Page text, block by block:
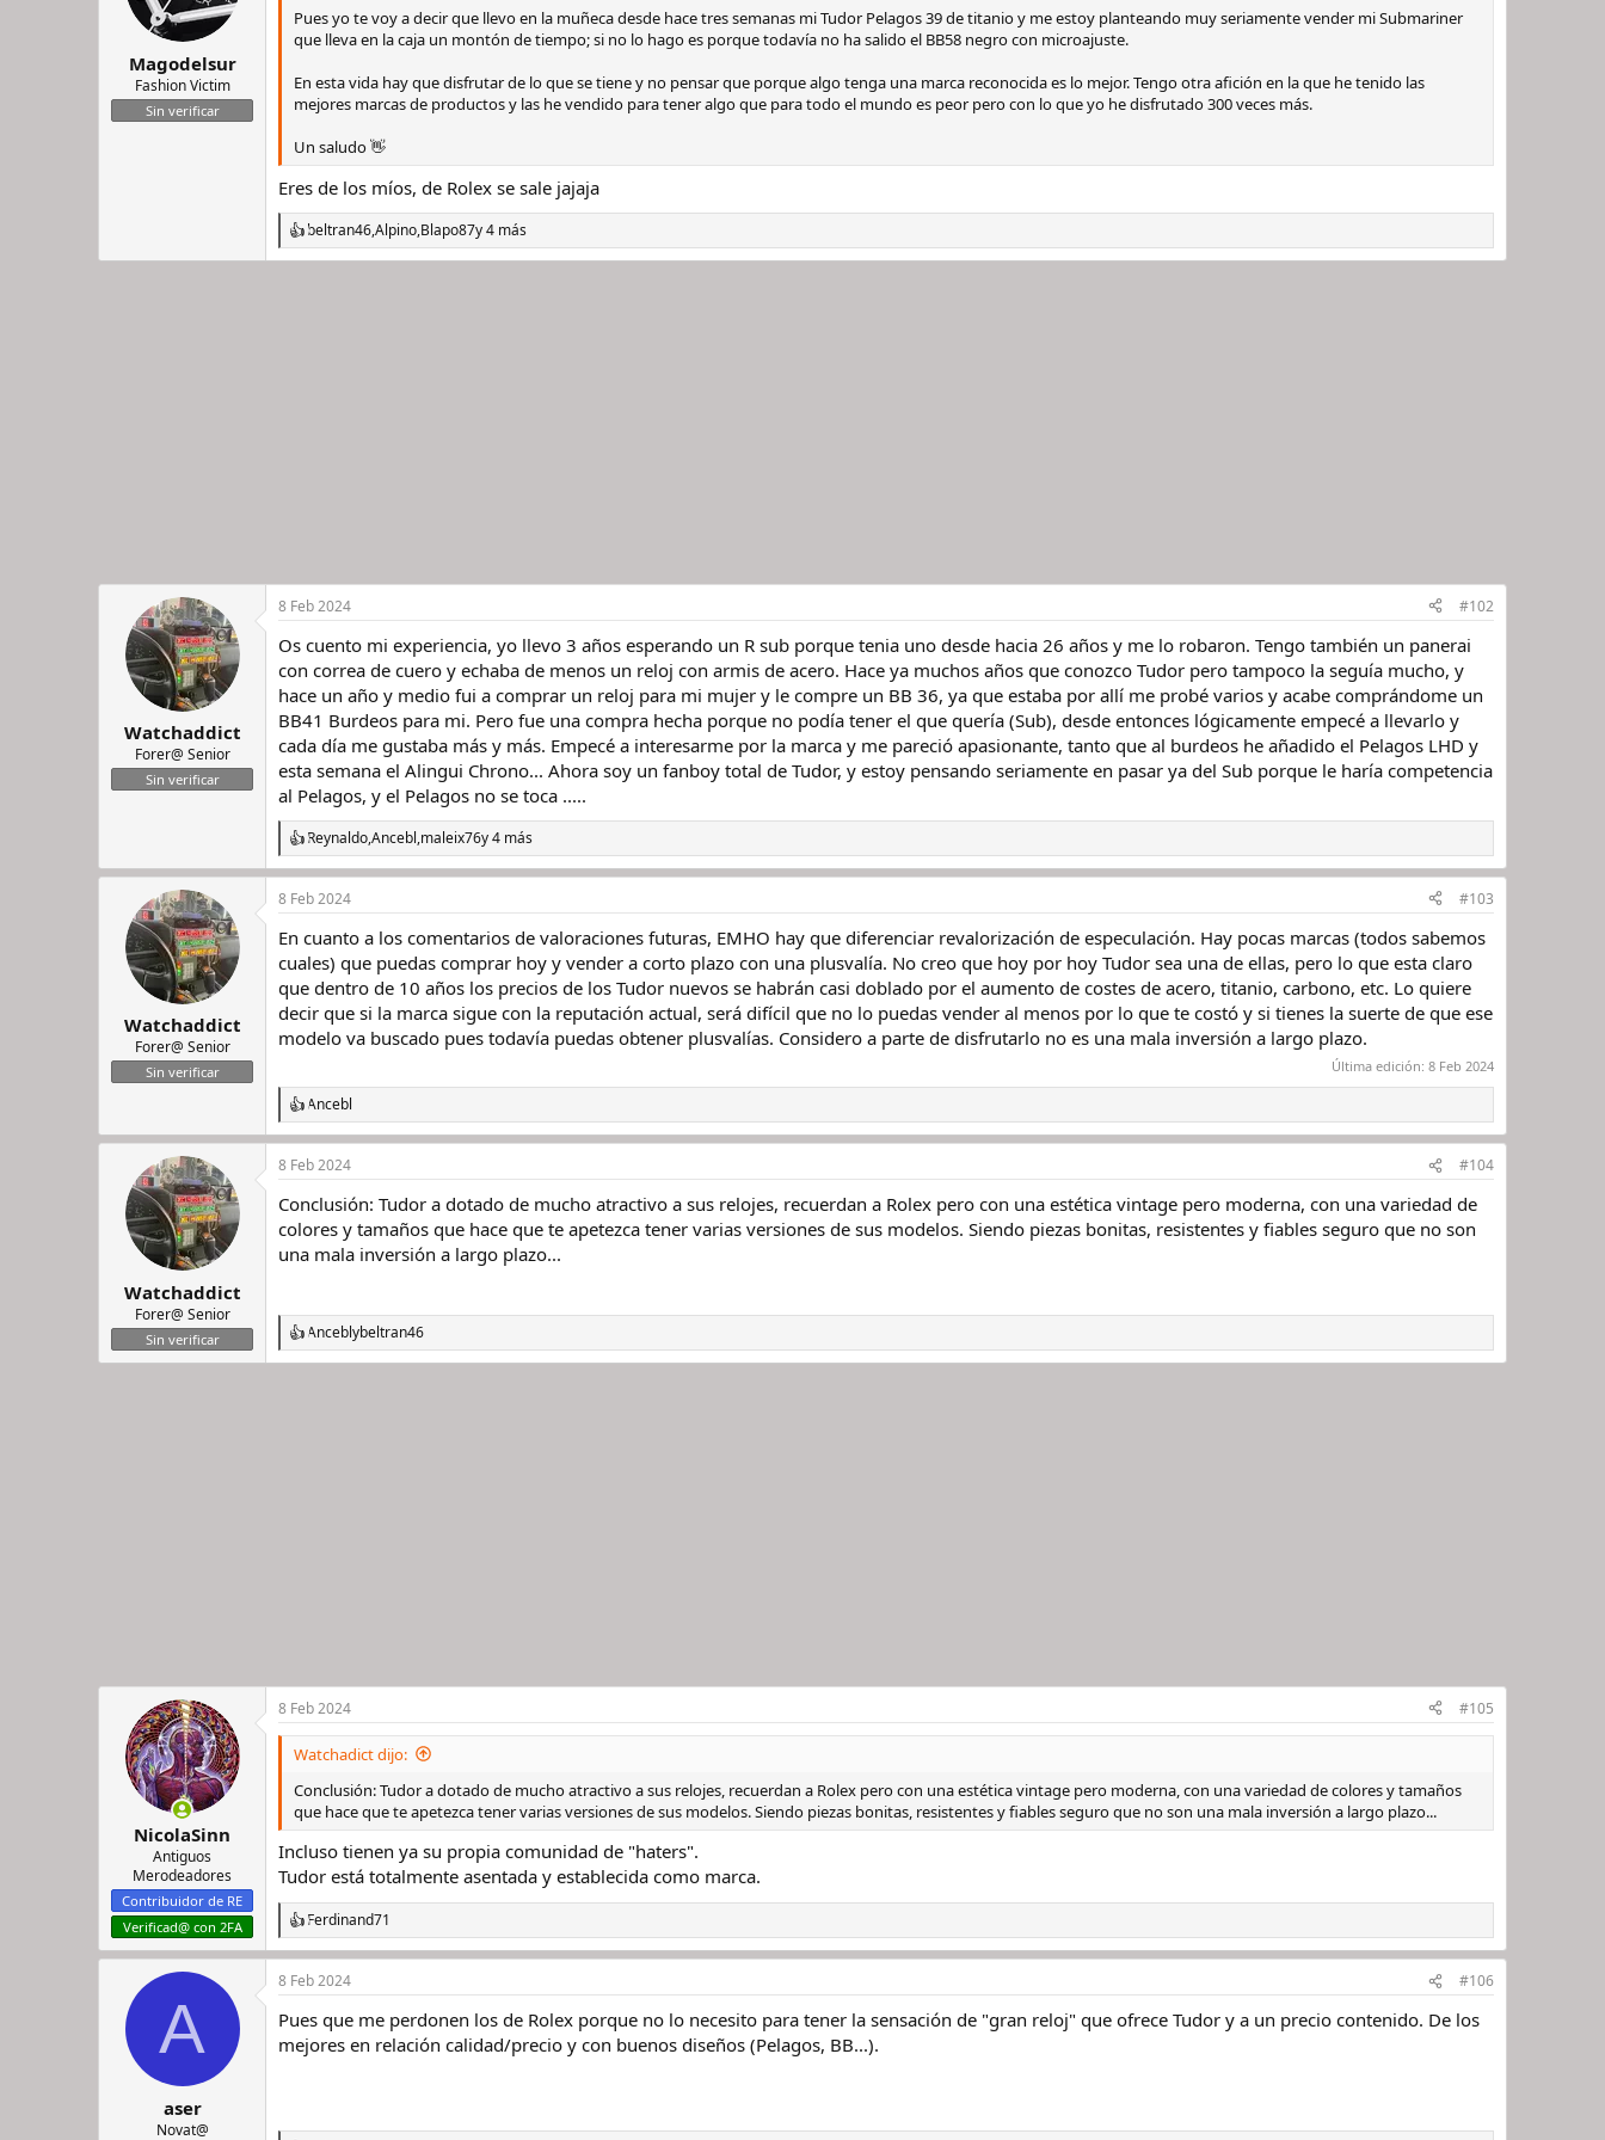
h
i
n
i
c
i
o
Magodelsur
Fashion Victim
Sin verificar
Pues yo te voy a decir que llevo en la muñeca desde hace tres semanas mi Tudor Pelagos 39 de titanio y me estoy planteando muy seriamente vender mi Submariner
que lleva en la caja un montón de tiempo; si no lo hago es porque todavía no ha salido el BB58 negro con microajuste.
En esta vida hay que disfrutar de lo que se tiene y no pensar que porque algo tenga una marca reconocida es lo mejor. Tengo otra afición en la que he tenido las
mejores marcas de productos y las he vendido para tener algo que para todo el mundo es peor pero con lo que yo he disfrutado 300 veces más.
Un saludo 👋
Eres de los míos, de Rolex se sale jajaja
R
e
beltran46,Alpino,Blapo87y 4 más
Watchaddict
Forer@ Senior
Sin verificar
8 Feb 2024 #102
Os cuento mi experiencia, yo llevo 3 años esperando un R sub porque tenia uno desde hacia 26 años y me lo robaron. Tengo también un panerai
con correa de cuero y echaba de menos un reloj con armis de acero. Hace ya muchos años que conozco Tudor pero tampoco la seguía mucho, y
hace un año y medio fui a comprar un reloj para mi mujer y le compre un BB 36, ya que estaba por allí me probé varios y acabe comprándome un
BB41 Burdeos para mi. Pero fue una compra hecha porque no podía tener el que quería (Sub), desde entonces lógicamente empecé a llevarlo y
cada día me gustaba más y más. Empecé a interesarme por la marca y me pareció apasionante, tanto que al burdeos he añadido el Pelagos LHD y
esta semana el Alingui Chrono... Ahora soy un fanboy total de Tudor, y estoy pensando seriamente en pasar ya del Sub porque le haría competencia
al Pelagos, y el Pelagos no se toca .....
R
e
a
c
i
o
e
s
:
Reynaldo,Ancebl,maleix76y 4 más
Watchaddict
Forer@ Senior
Sin verificar
8 Feb 2024 #103
En cuanto a los comentarios de valoraciones futuras, EMHO hay que diferenciar revalorización de especulación. Hay pocas marcas (todos sabemos
cuales) que puedas comprar hoy y vender a corto plazo con una plusvalía. No creo que hoy por hoy Tudor sea una de ellas, pero lo que esta claro
que dentro de 10 años los precios de los Tudor nuevos se habrán casi doblado por el aumento de costes de acero, titanio, carbono, etc. Lo quiere
decir que si la marca sigue con la reputación actual, será difícil que no lo puedas vender al menos por lo que te costó y si tienes la suerte de que ese
modelo va buscado pues todavía puedas obtener plusvalías. Considero a parte de disfrutarlo no es una mala inversión a largo plazo.
Última edición: 8 Feb 2024
R
e
a
c
i
o
e
Ancebl
Watchaddict
Forer@ Senior
Sin verificar
8 Feb 2024 #104
Conclusión: Tudor a dotado de mucho atractivo a sus relojes, recuerdan a Rolex pero con una estética vintage pero moderna, con una variedad de
colores y tamaños que hace que te apetezca tener varias versiones de sus modelos. Siendo piezas bonitas, resistentes y fiables seguro que no son
una mala inversión a largo plazo...
R
e
Anceblybeltran46
NicolaSinn
Antiguos
Merodeadores
Contribuidor de RE
Verificad@ con 2FA
8 Feb 2024 #105
Watchadict dijo:
Conclusión: Tudor a dotado de mucho atractivo a sus relojes, recuerdan a Rolex pero con una estética vintage pero moderna, con una variedad de colores y tamaños
que hace que te apetezca tener varias versiones de sus modelos. Siendo piezas bonitas, resistentes y fiables seguro que no son una mala inversión a largo plazo...
Incluso tienen ya su propia comunidad de "haters".
Tudor está totalmente asentada y establecida como marca.
R
e
a
c
i
o
Ferdinand71
A
aser
Novat@
8 Feb 2024 #106
Pues que me perdonen los de Rolex porque no lo necesito para tener la sensación de "gran reloj" que ofrece Tudor y a un precio contenido. De los
mejores en relación calidad/precio y con buenos diseños (Pelagos, BB...).